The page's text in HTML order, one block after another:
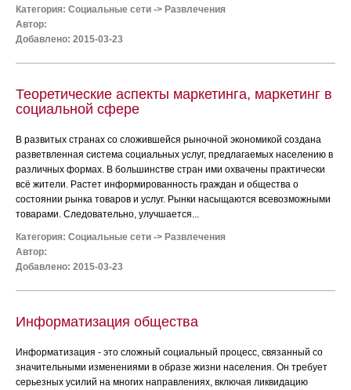
Категория: Социальные сети -> Развлечения
Автор:
Добавлено: 2015-03-23
Теоретические аспекты маркетинга, маркетинг в
социальной сфере
В развитых странах со сложившейся рыночной экономикой создана
разветвленная система социальных услуг, предлагаемых населению в
различных формах. В большинстве стран ими охвачены практически
всё жители. Растет информированность граждан и общества о
состоянии рынка товаров и услуг. Рынки насыщаются всевозможными
товарами. Следовательно, улучшается...
Категория: Социальные сети -> Развлечения
Автор:
Добавлено: 2015-03-23
Информатизация общества
Информатизация - это сложный социальный процесс, связанный со
значительными изменениями в образе жизни населения. Он требует
серьезных усилий на многих направлениях, включая ликвидацию